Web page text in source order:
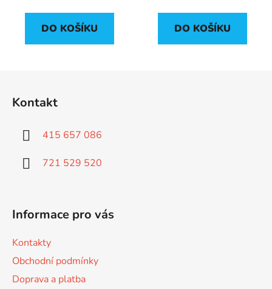
DO KOŠÍKU DO KOŠÍKU
Kontakt
415 657 086
721 529 520
Informace pro vás
Kontakty
Obchodní podmínky
Doprava a platba